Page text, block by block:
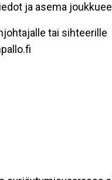
ja asema
tai sihteerille